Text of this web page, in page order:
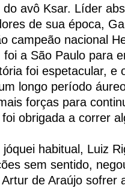
do avô Ksar. Líder
de sua época,
campeão nacional
foi a São Paulo para
foi espetacular, e
longo período
forças para
obrigada a correr
jóquei habitual, Luiz
sem sentido,
Artur de Araújo sofrer